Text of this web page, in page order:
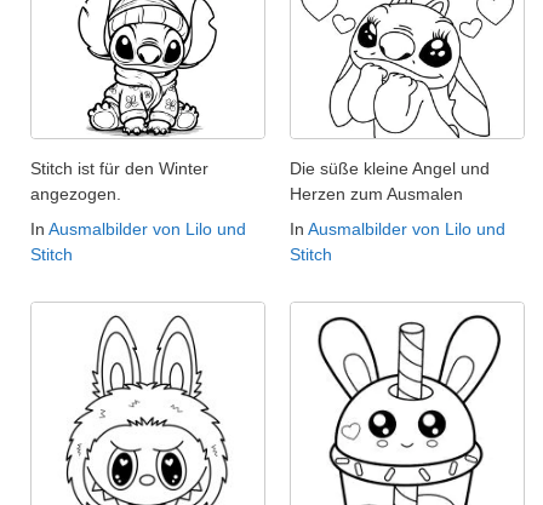
Stitch ist für den Winter
angezogen.
In Ausmalbilder von Lilo und
Stitch
Die süße kleine Angel und
Herzen zum Ausmalen
In Ausmalbilder von Lilo und
Stitch